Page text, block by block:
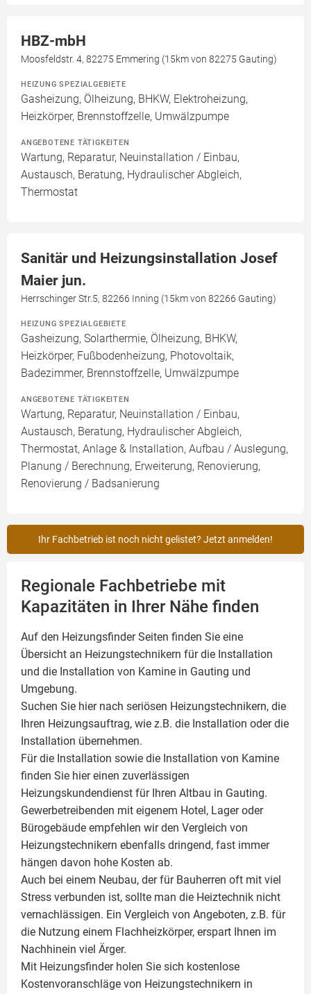
HBZ-mbH
Moosfeldstr. 4, 82275 Emmering (15km von 82275 Gauting)
HEIZUNG SPEZIALGEBIETE
Gasheizung, Ölheizung, BHKW, Elektroheizung,
Heizkörper, Brennstoffzelle, Umwälzpumpe
ANGEBOTENE TÄTIGKEITEN
Wartung, Reparatur, Neuinstallation / Einbau,
Austausch, Beratung, Hydraulischer Abgleich,
Thermostat
Sanitär und Heizungsinstallation Josef
Maier jun.
Herrschinger Str.5, 82266 Inning (15km von 82266 Gauting)
HEIZUNG SPEZIALGEBIETE
Gasheizung, Solarthermie, Ölheizung, BHKW,
Heizkörper, Fußbodenheizung, Photovoltaik,
Badezimmer, Brennstoffzelle, Umwälzpumpe
ANGEBOTENE TÄTIGKEITEN
Wartung, Reparatur, Neuinstallation / Einbau,
Austausch, Beratung, Hydraulischer Abgleich,
Thermostat, Anlage & Installation, Aufbau / Auslegung,
Planung / Berechnung, Erweiterung, Renovierung,
Renovierung / Badsanierung
Ihr Fachbetrieb ist noch nicht gelistet? Jetzt anmelden!
Regionale Fachbetriebe mit
Kapazitäten in Ihrer Nähe finden
Auf den Heizungsfinder Seiten finden Sie eine
Übersicht an Heizungstechnikern für die Installation
und die Installation von Kamine in Gauting und
Umgebung.
Suchen Sie hier nach seriösen Heizungstechnikern, die
Ihren Heizungsauftrag, wie z.B. die Installation oder die
Installation übernehmen.
Für die Installation sowie die Installation von Kamine
finden Sie hier einen zuverlässigen
Heizungskundendienst für Ihren Altbau in Gauting.
Gewerbetreibenden mit eigenem Hotel, Lager oder
Bürogebäude empfehlen wir den Vergleich von
Heizungstechnikern ebenfalls dringend, fast immer
hängen davon hohe Kosten ab.
Auch bei einem Neubau, der für Bauherren oft mit viel
Stress verbunden ist, sollte man die Heiztechnik nicht
vernachlässigen. Ein Vergleich von Angeboten, z.B. für
die Nutzung einem Flachheizkörper, erspart Ihnen im
Nachhinein viel Ärger.
Mit Heizungsfinder holen Sie sich kostenlose
Kostenvoranschläge von Heizungstechnikern in